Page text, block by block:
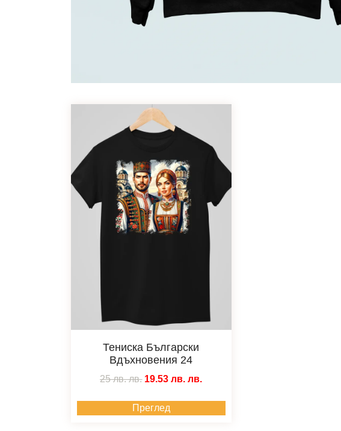
Тениска Български
Вдъхновения 24
25 лв.лв. 19.53 лв.лв.
Преглед